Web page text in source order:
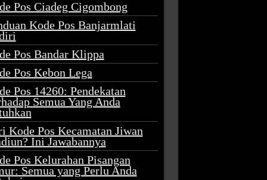
Pos Ciadeg Cigombong
Kode Pos Banjarmlati
Pos Bandar Klippa
Pos Kebon Lega
Pos 14260: Pendekatan
Semua Yang Anda
Kode Pos Kecamatan Jiwan
Ini Jawabannya
Pos Kelurahan Pisangan
Semua yang Perlu Anda